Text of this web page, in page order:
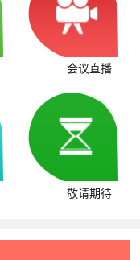
会议直播
敬请期待